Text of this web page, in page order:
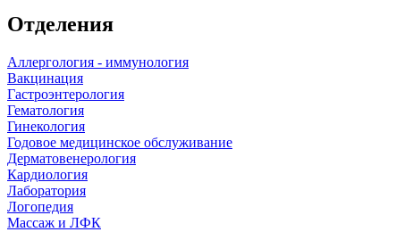
Отделения
Аллергология - иммунология
Вакцинация
Гастроэнтерология
Гематология
Гинекология
Годовое медицинское обслуживание
Дерматовенерология
Кардиология
Лаборатория
Логопедия
Массаж и ЛФК